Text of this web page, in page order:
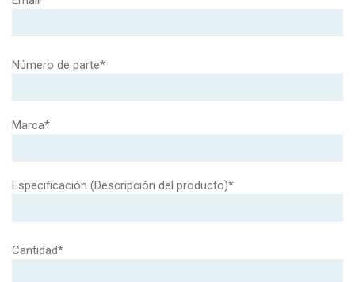
Número de parte*
Marca*
Especificación (Descripción del producto)*
Cantidad*